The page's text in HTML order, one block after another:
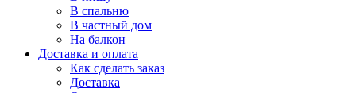
В спальню
В частный дом
На балкон
Доставка и оплата
Как сделать заказ
Доставка